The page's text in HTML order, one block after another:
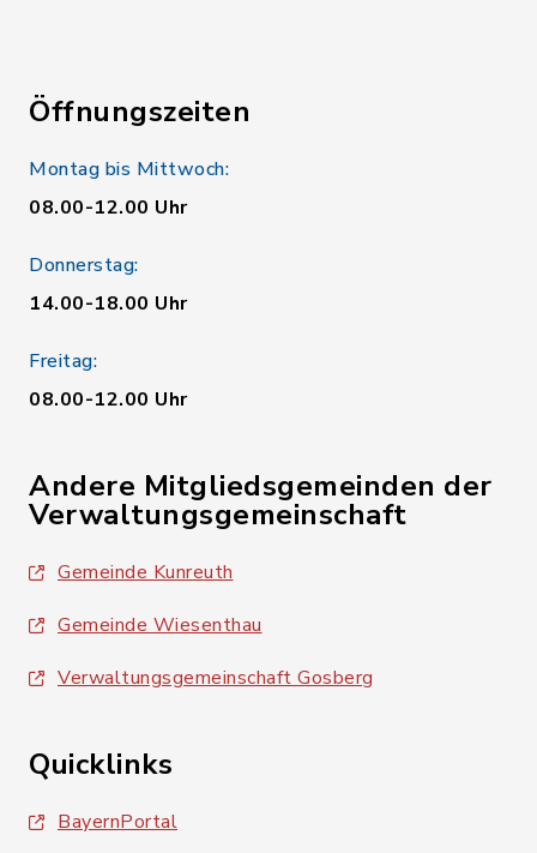
Öffnungszeiten
Montag bis Mittwoch:
08.00-12.00 Uhr
Donnerstag:
14.00-18.00 Uhr
Freitag:
08.00-12.00 Uhr
Andere Mitgliedsgemeinden der
Verwaltungsgemeinschaft
Gemeinde Kunreuth
Gemeinde Wiesenthau
Verwaltungsgemeinschaft Gosberg
Quicklinks
BayernPortal